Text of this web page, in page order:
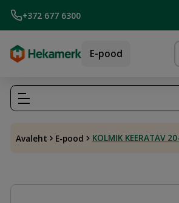
+372 677 6300
E-pood
Avaleht E-pood KOLMIK KEERATAV